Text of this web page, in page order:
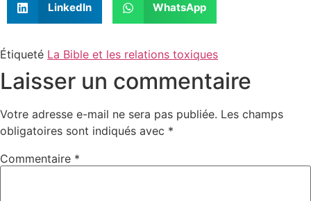
LinkedIn WhatsApp
Étiqueté La Bible et les relations toxiques
Laisser un commentaire
Votre adresse e-mail ne sera pas publiée. Les champs
obligatoires sont indiqués avec *
Commentaire *